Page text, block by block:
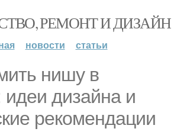
РЕМОНТ И ДИЗАЙН
новости статьи
нишу в
идеи дизайна и
рекомендации